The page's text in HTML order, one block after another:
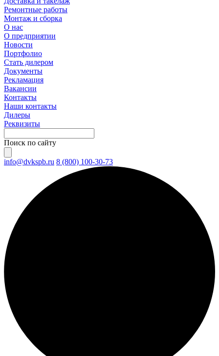
Ремонтные работы
Монтаж и сборка
О нас
О предприятии
Новости
Портфолио
Стать дилером
Документы
Рекламация
Вакансии
Контакты
Наши контакты
Дилеры
Реквизиты
Поиск по сайту
info@dvkspb.ru 8 (800) 100-30-73